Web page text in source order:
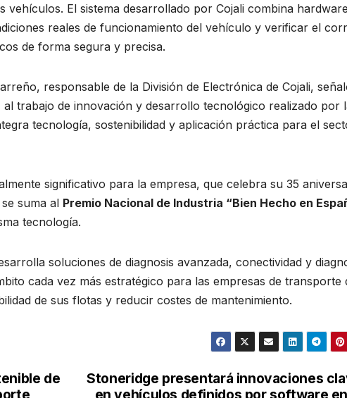
vehículos. El sistema desarrollado por Cojali combina
reales de funcionamiento del vehículo y verificar el
de forma segura y precisa.
responsable de la División de Electrónica de Cojali,
trabajo de innovación y desarrollo tecnológico realizado por
tecnología, sostenibilidad y aplicación práctica para el
significativo para la empresa, que celebra su 35
suma al Premio Nacional de Industria “Bien Hecho en
tecnología.
soluciones de diagnosis avanzada, conectividad y
cada vez más estratégico para las empresas de transporte
de sus flotas y reducir costes de mantenimiento.
Stoneridge presentará innovaciones
en vehículos definidos por software
de